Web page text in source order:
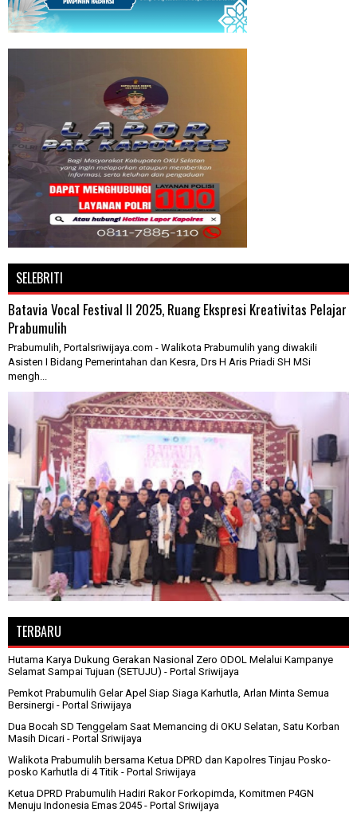
SELEBRITI
Batavia Vocal Festival II 2025, Ruang Ekspresi Kreativitas Pelajar
Prabumulih
Prabumulih, Portalsriwijaya.com - Walikota Prabumulih yang diwakili
Asisten I Bidang Pemerintahan dan Kesra, Drs H Aris Priadi SH MSi
mengh...
TERBARU
Hutama Karya Dukung Gerakan Nasional Zero ODOL Melalui Kampanye
Selamat Sampai Tujuan (SETUJU) - Portal Sriwijaya
Pemkot Prabumulih Gelar Apel Siap Siaga Karhutla, Arlan Minta Semua
Bersinergi - Portal Sriwijaya
Dua Bocah SD Tenggelam Saat Memancing di OKU Selatan, Satu Korban
Masih Dicari - Portal Sriwijaya
Walikota Prabumulih bersama Ketua DPRD dan Kapolres Tinjau Posko-
posko Karhutla di 4 Titik - Portal Sriwijaya
Ketua DPRD Prabumulih Hadiri Rakor Forkopimda, Komitmen P4GN
Menuju Indonesia Emas 2045 - Portal Sriwijaya